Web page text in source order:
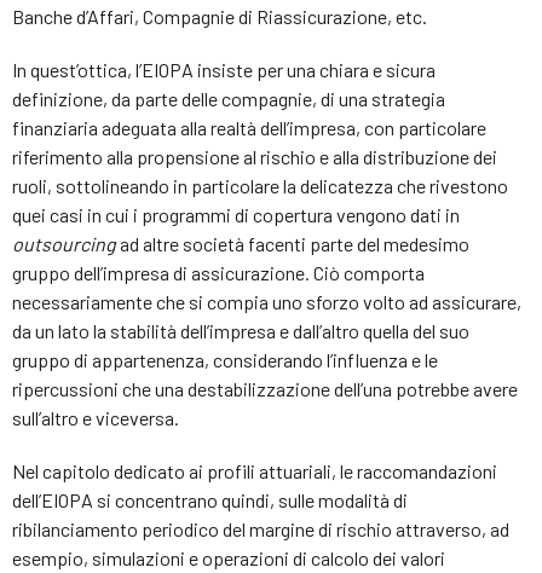
Banche d’Affari, Compagnie di Riassicurazione, etc.
In quest’ottica, l’EIOPA insiste per una chiara e sicura
definizione, da parte delle compagnie, di una strategia
finanziaria adeguata alla realtà dell’impresa, con particolare
riferimento alla propensione al rischio e alla distribuzione dei
ruoli, sottolineando in particolare la delicatezza che rivestono
quei casi in cui i programmi di copertura vengono dati in
outsourcingad altre società facenti parte del medesimo
gruppo dell’impresa di assicurazione. Ciò comporta
necessariamente che si compia uno sforzo volto ad assicurare,
da un lato la stabilità dell’impresa e dall’altro quella del suo
gruppo di appartenenza, considerando l’influenza e le
ripercussioni che una destabilizzazione dell’una potrebbe avere
sull’altro e viceversa.
Nel capitolo dedicato ai profili attuariali, le raccomandazioni
dell’EIOPA si concentrano quindi, sulle modalità di
ribilanciamento periodico del margine di rischio attraverso, ad
esempio, simulazioni e operazioni di calcolo dei valori